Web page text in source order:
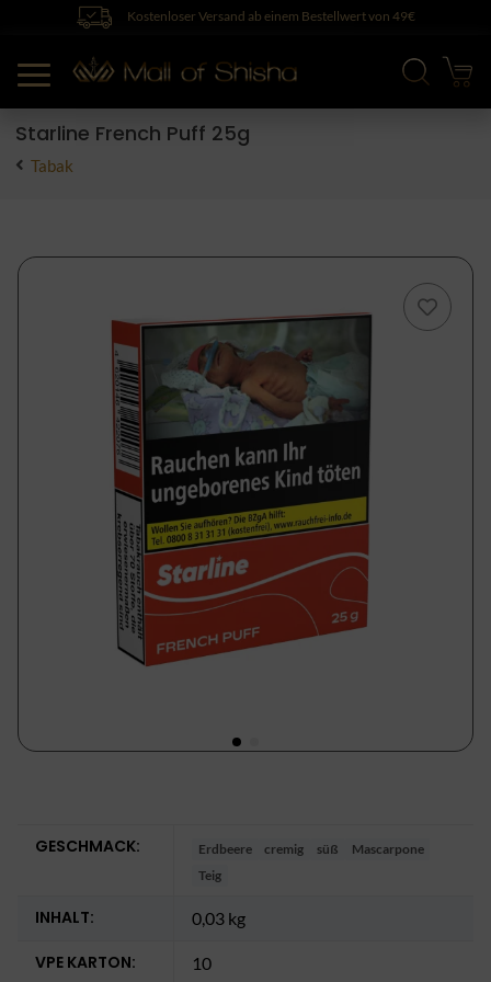
Kostenloser Versand ab einem Bestellwert von 49€
Starline French Puff 25g
Tabak
GESCHMACK: Erdbeere cremig süß
Mascarpone
Teig
INHALT: 0,03 kg
VPE KARTON: 10